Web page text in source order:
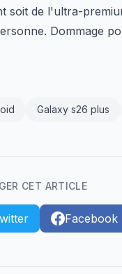
soit de l'ultra-
Dommage
Galaxy s26 plus
CET ARTICLE
Facebook